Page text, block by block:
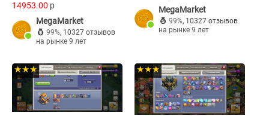
14953.00 p
MegaMarket
99%, 10327 отзывов
на рынке 9 лет
MegaMarket
99%, 10327 отзывов
на рынке 9 лет
★★★ ★★★